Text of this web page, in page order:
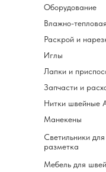
Оборудование
Лапки и
Светильники
разметка
Раскрой и
Нитки швейные
Влажно-
Запчасти и
Мебель для
Иглы
Манекены